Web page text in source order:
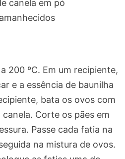
canela em pó
200 ºC. Em um recipiente,
e a essência de baunilha
bata os ovos com
Corte os pães em
Passe cada fatia na
na mistura de ovos.